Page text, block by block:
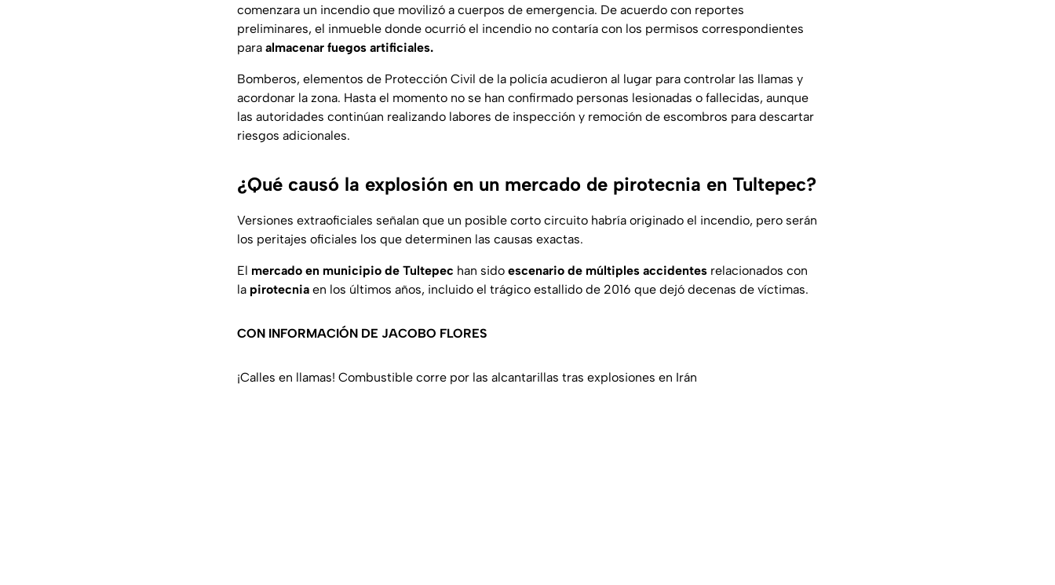
comenzara un incendio que movilizó a cuerpos de emergencia. De acuerdo con reportes
preliminares, el inmueble donde ocurrió el incendio no contaría con los permisos correspondientes
para almacenar fuegos artificiales.
Bomberos, elementos de Protección Civil de la policía acudieron al lugar para controlar las llamas y
acordonar la zona. Hasta el momento no se han confirmado personas lesionadas o fallecidas, aunque
las autoridades continúan realizando labores de inspección y remoción de escombros para descartar
riesgos adicionales.
¿Qué causó la explosión en un mercado de pirotecnia en Tultepec?
Versiones extraoficiales señalan que un posible corto circuito habría originado el incendio, pero serán
los peritajes oficiales los que determinen las causas exactas.
El mercado en municipio de Tultepec han sido escenario de múltiples accidentes relacionados con
la pirotecnia en los últimos años, incluido el trágico estallido de 2016 que dejó decenas de víctimas.
CON INFORMACIÓN DE JACOBO FLORES
¡Calles en llamas! Combustible corre por las alcantarillas tras explosiones en Irán